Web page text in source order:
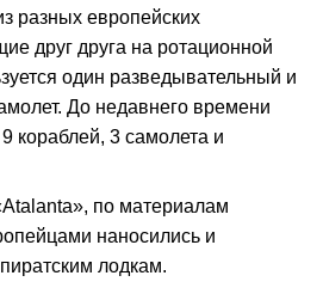
разных европейских
друг друга на ротационной
один разведывательный и
До недавнего времени
кораблей, 3 самолета и
по материалам
наносились и
лодкам.